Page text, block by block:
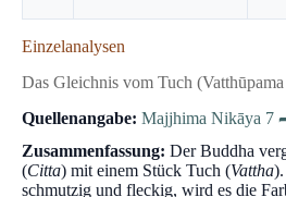
Einzelanalysen
Das Gleichnis vom Tuch
Quellenangabe: Majjhima Nikāya 7
Zusammenfassung: Der Buddha
(Citta) mit einem Stück Tuch (Vattha
schmutzig und fleckig, wird es die